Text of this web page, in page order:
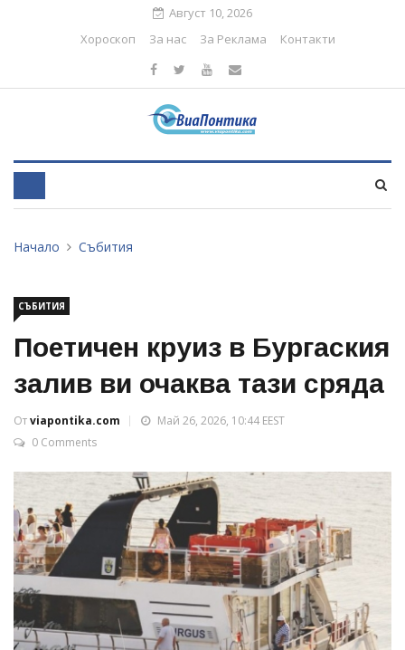
Август 10, 2026
Хороскоп
За нас За Реклама Контакти
Начало Събития
СЪБИТИЯ
Поетичен круиз в Бургаския
залив ви очаква тази сряда
Отviapontika.com
Май 26, 2026, 10:44 EEST
0 Comments